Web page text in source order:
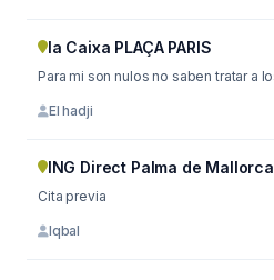
la Caixa PLAÇA PARIS
Para mi son nulos no saben tratar a
El hadji
ING Direct Palma de Mallorca
Cita previa
Iqbal